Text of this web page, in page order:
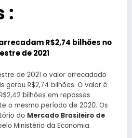
:
R$2,74 bilhões no
de 2021
de 2021 o valor arrecadado
gerou R$2,74 bilhões. O valor é
bilhões em repasses
o mesmo período de 2020. Os
do Mercado Brasileiro de
Ministério da Economia.